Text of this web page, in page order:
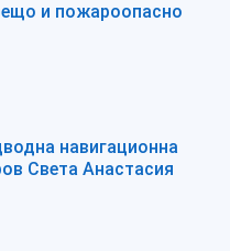
и пожароопасно
навигационна
Света Анастасия